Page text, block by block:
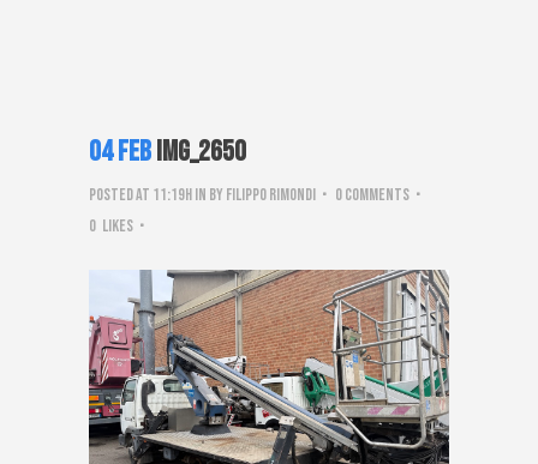
04 FebIMG_2650
Posted at 11:19hin by Filippo Rimondi
0 Comments
0 Likes